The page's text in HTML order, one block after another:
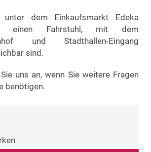
unter dem Einkaufsmarkt Edeka
einen Fahrstuhl, mit dem
und Stadthallen-Eingang
sind.
uns an, wenn Sie weitere Fragen
benötigen.